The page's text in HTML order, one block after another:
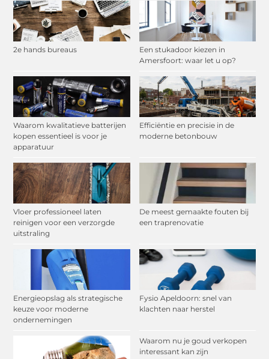
2e hands bureaus
Een stukadoor kiezen in
Amersfoort: waar let u op?
Waarom kwalitatieve batterijen
kopen essentieel is voor je
apparatuur
Efficiëntie en precisie in de
moderne betonbouw
Vloer professioneel laten
reinigen voor een verzorgde
uitstraling
De meest gemaakte fouten bij
een traprenovatie
Energieopslag als strategische
keuze voor moderne
ondernemingen
Fysio Apeldoorn: snel van
klachten naar herstel
Waarom nu je goud verkopen
interessant kan zijn